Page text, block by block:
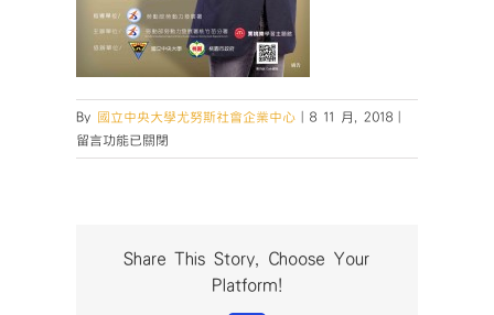
By 國立中央大學尤努斯社會企業中心 8 11 月, 2018
中
留言功能已關閉
Share This Story, Choose Your
Platform!